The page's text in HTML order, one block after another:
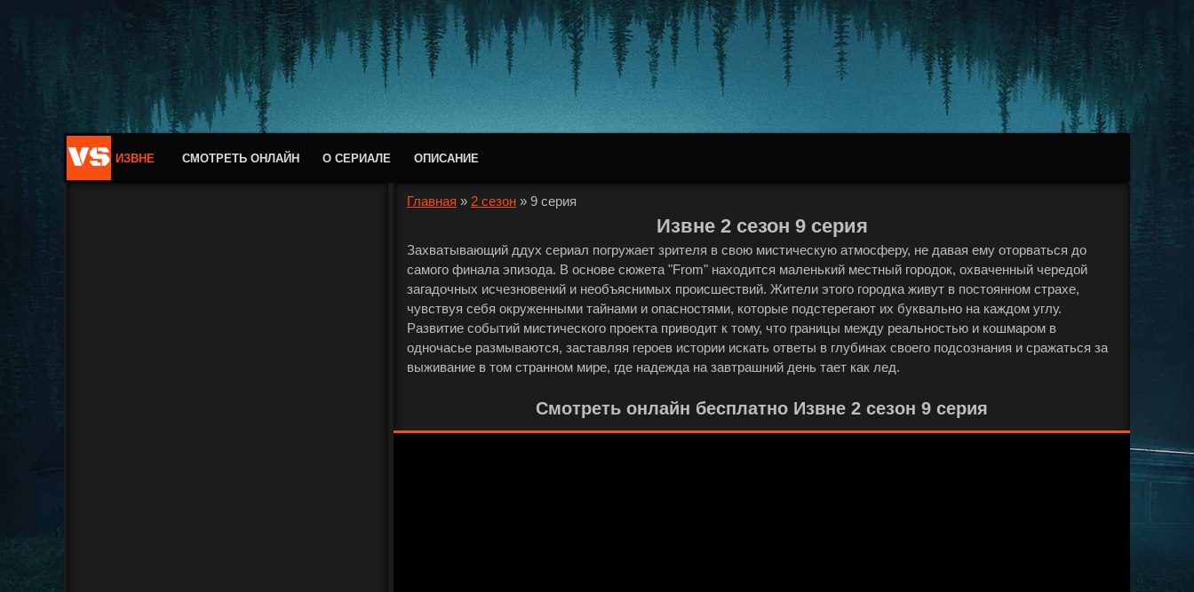
ИЗВНЕ СМОТРЕТЬ ОНЛАЙН О СЕРИАЛЕ ОПИСАНИЕ
Главная » 2 сезон » 9 серия
Извне 2 сезон 9 серия
Захватывающий ддух сериал погружает зрителя в свою мистическую атмосферу, не давая ему оторваться до
самого финала эпизода. В основе сюжета "From" находится маленький местный городок, охваченный чередой
загадочных исчезновений и необъяснимых происшествий. Жители этого городка живут в постоянном страхе,
чувствуя себя окруженными тайнами и опасностями, которые подстерегают их буквально на каждом углу.
Развитие событий мистического проекта приводит к тому, что границы между реальностью и кошмаром в
одночасье размываются, заставляя героев истории искать ответы в глубинах своего подсознания и сражаться за
выживание в том странном мире, где надежда на завтрашний день тает как лед.
Смотреть онлайн бесплатно Извне 2 сезон 9 серия